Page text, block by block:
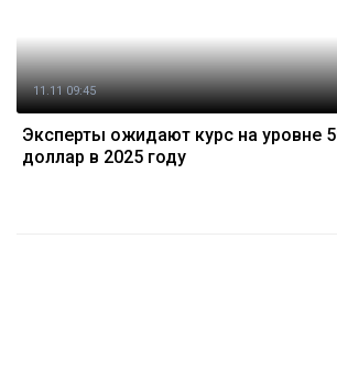
11.11 09:45
Эксперты ожидают курс на уровне
доллар в 2025 году